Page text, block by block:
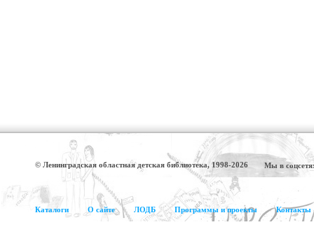
© Ленинградская областная детская библиотека, 1998-2026 Мы в
Каталоги О сайте ЛОДБ Программы и проекты Контакты